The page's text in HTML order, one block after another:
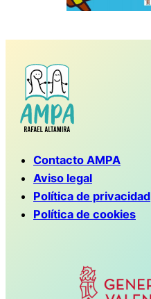
Contacto AMPA
Aviso legal
Política de privacidad
Política de cookies